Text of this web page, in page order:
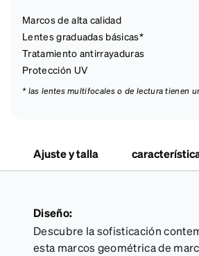
Marcos de alta calidad
Lentes graduadas básicas*
Tratamiento antirrayaduras
Protección UV
* las lentes multifocales o de lectura tienen
Ajuste y talla
Diseño:
Descubre la sofisticación
esta marcos geométrica de